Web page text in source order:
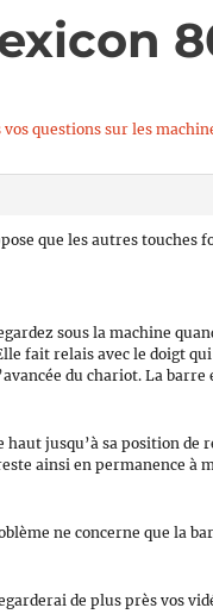
vos questions sur les
que les autres touches
sous la machine
fait relais avec le doigt
du chariot. La barre
jusqu’à sa position de
ainsi en permanence à
ne concerne que la
de plus près vos